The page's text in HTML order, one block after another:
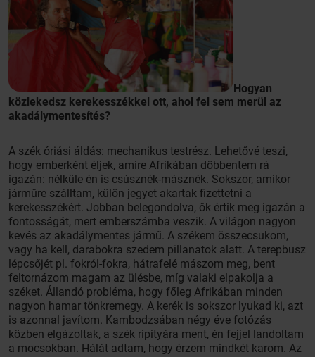
Hogyan
közlekedsz kerekesszékkel ott, ahol fel sem merül az
akadálymentesítés?
A szék óriási áldás: mechanikus testrész. Lehetővé teszi,
hogy emberként éljek, amire Afrikában döbbentem rá
igazán: nélküle én is csúsznék-másznék. Sokszor, amikor
járműre szálltam, külön jegyet akartak fizettetni a
kerekesszékért. Jobban belegondolva, ők értik meg igazán a
fontosságát, mert emberszámba veszik. A világon nagyon
kevés az akadálymentes jármű. A székem összecsukom,
vagy ha kell, darabokra szedem pillanatok alatt. A terepbusz
lépcsőjét pl. fokról-fokra, hátrafelé mászom meg, bent
feltornázom magam az ülésbe, míg valaki elpakolja a
széket. Állandó probléma, hogy főleg Afrikában minden
nagyon hamar tönkremegy. A kerék is sokszor lyukad ki, azt
is azonnal javítom. Kambodzsában négy éve fotózás
közben elgázoltak, a szék ripityára ment, én fejjel landoltam
a mocsokban. Hálát adtam, hogy érzem mindkét karom. Az